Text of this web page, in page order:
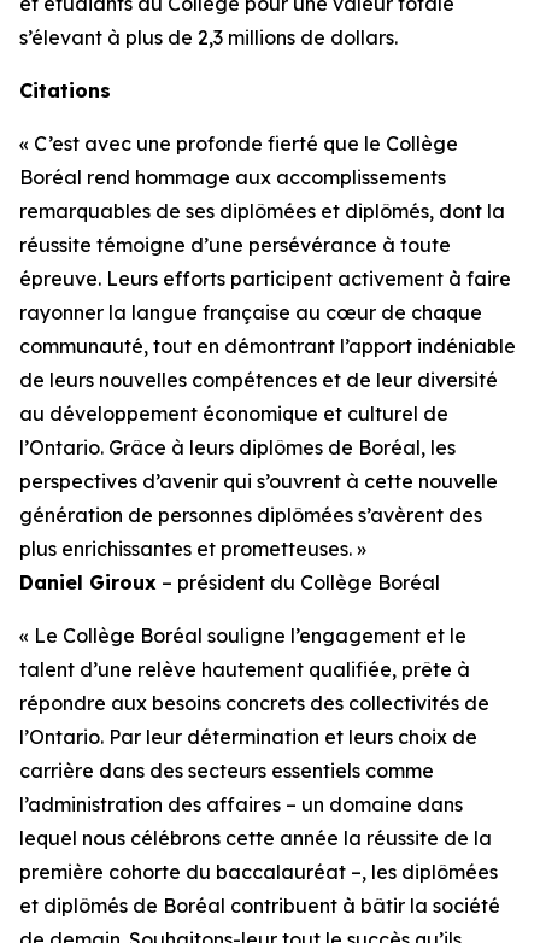
s’élevant à plus de 2,3 millions de dollars.
Citations
« C’est avec une profonde fierté que le Collège
Boréal rend hommage aux accomplissements
remarquables de ses diplômées et diplômés, dont la
réussite témoigne d’une persévérance à toute
épreuve. Leurs efforts participent activement à faire
rayonner la langue française au cœur de chaque
communauté, tout en démontrant l’apport indéniable
de leurs nouvelles compétences et de leur diversité
au développement économique et culturel de
l’Ontario. Grâce à leurs diplômes de Boréal, les
perspectives d’avenir qui s’ouvrent à cette nouvelle
génération de personnes diplômées s’avèrent des
plus enrichissantes et prometteuses. »
Daniel Giroux – président du Collège Boréal
« Le Collège Boréal souligne l’engagement et le
talent d’une relève hautement qualifiée, prête à
répondre aux besoins concrets des collectivités de
l’Ontario. Par leur détermination et leurs choix de
carrière dans des secteurs essentiels comme
l’administration des affaires – un domaine dans
lequel nous célébrons cette année la réussite de la
première cohorte du baccalauréat –, les diplômées
et diplômés de Boréal contribuent à bâtir la société